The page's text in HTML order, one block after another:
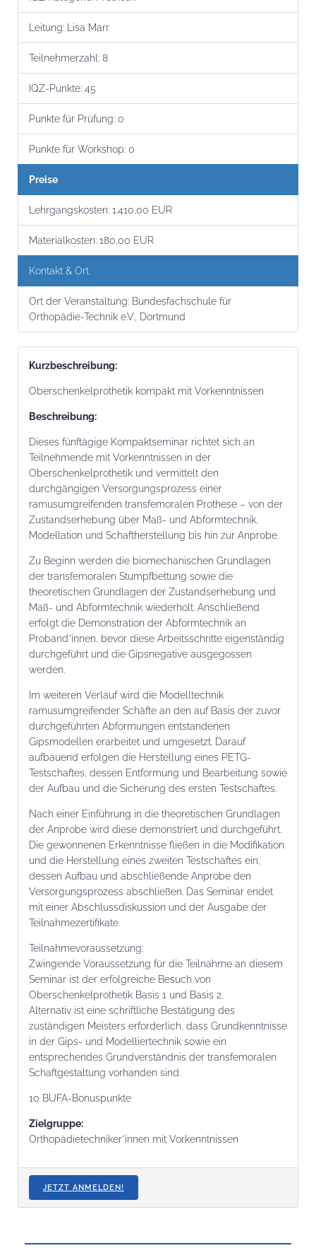
Leitung: Lisa Marr
Teilnehmer­zahl: 8
IQZ-Punkte: 45
Punkte für Prüfung: 0
Punkte für Workshop: 0
Preise
Lehrgangs­kosten: 1.410,00 EUR
Material­kosten: 180,00 EUR
Kontakt & Ort
Ort der Veranstaltung: Bundesfachschule für
Orthopädie-Technik e.V., Dortmund
Kurz­beschrei­bung:
Oberschenkelprothetik kompakt mit Vorkenntnissen
Beschrei­bung:
Dieses fünftägige Kompaktseminar richtet sich an
Teilnehmende mit Vorkenntnissen in der
Oberschenkelprothetik und vermittelt den
durchgängigen Versorgungsprozess einer
ramusumgreifenden transfemoralen Prothese – von der
Zustandserhebung über Maß- und Abformtechnik,
Modellation und Schaftherstellung bis hin zur Anprobe.
Zu Beginn werden die biomechanischen Grundlagen
der transfemoralen Stumpfbettung sowie die
theoretischen Grundlagen der Zustandserhebung und
Maß- und Abformtechnik wiederholt. Anschließend
erfolgt die Demonstration der Abformtechnik an
Proband*innen, bevor diese Arbeitsschritte eigenständig
durchgeführt und die Gipsnegative ausgegossen
werden.
Im weiteren Verlauf wird die Modelltechnik
ramusumgreifender Schäfte an den auf Basis der zuvor
durchgeführten Abformungen entstandenen
Gipsmodellen erarbeitet und umgesetzt. Darauf
aufbauend erfolgen die Herstellung eines PETG-
Testschaftes, dessen Entformung und Bearbeitung sowie
der Aufbau und die Sicherung des ersten Testschaftes.
Nach einer Einführung in die theoretischen Grundlagen
der Anprobe wird diese demonstriert und durchgeführt.
Die gewonnenen Erkenntnisse fließen in die Modifikation
und die Herstellung eines zweiten Testschaftes ein,
dessen Aufbau und abschließende Anprobe den
Versorgungsprozess abschließen. Das Seminar endet
mit einer Abschlussdiskussion und der Ausgabe der
Teilnahmezertifikate.
Teilnahmevoraussetzung:
Zwingende Voraussetzung für die Teilnahme an diesem
Seminar ist der erfolgreiche Besuch von
Oberschenkelprothetik Basis 1 und Basis 2.
Alternativ ist eine schriftliche Bestätigung des
zuständigen Meisters erforderlich, dass Grundkenntnisse
in der Gips- und Modelliertechnik sowie ein
entsprechendes Grundverständnis der transfemoralen
Schaftgestaltung vorhanden sind.
10 BUFA-Bonuspunkte
Zielgruppe:
Orthopädietechniker*innen mit Vorkenntnissen
JETZT ANMELDEN!